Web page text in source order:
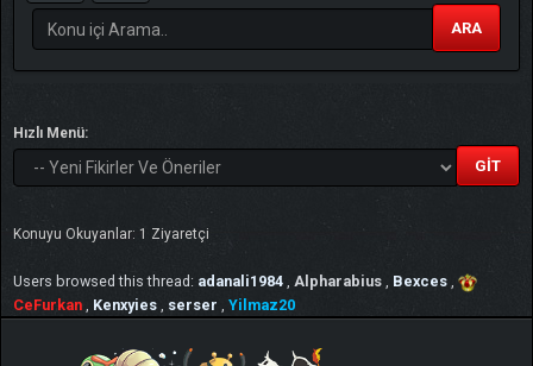
ARA
Hızlı Menü:
Konuyu Okuyanlar: 1 Ziyaretçi
Users browsed this thread: adanali1984 , Alpharabius , Bexces ,
CeFurkan , Kenxyies , serser , Yilmaz20